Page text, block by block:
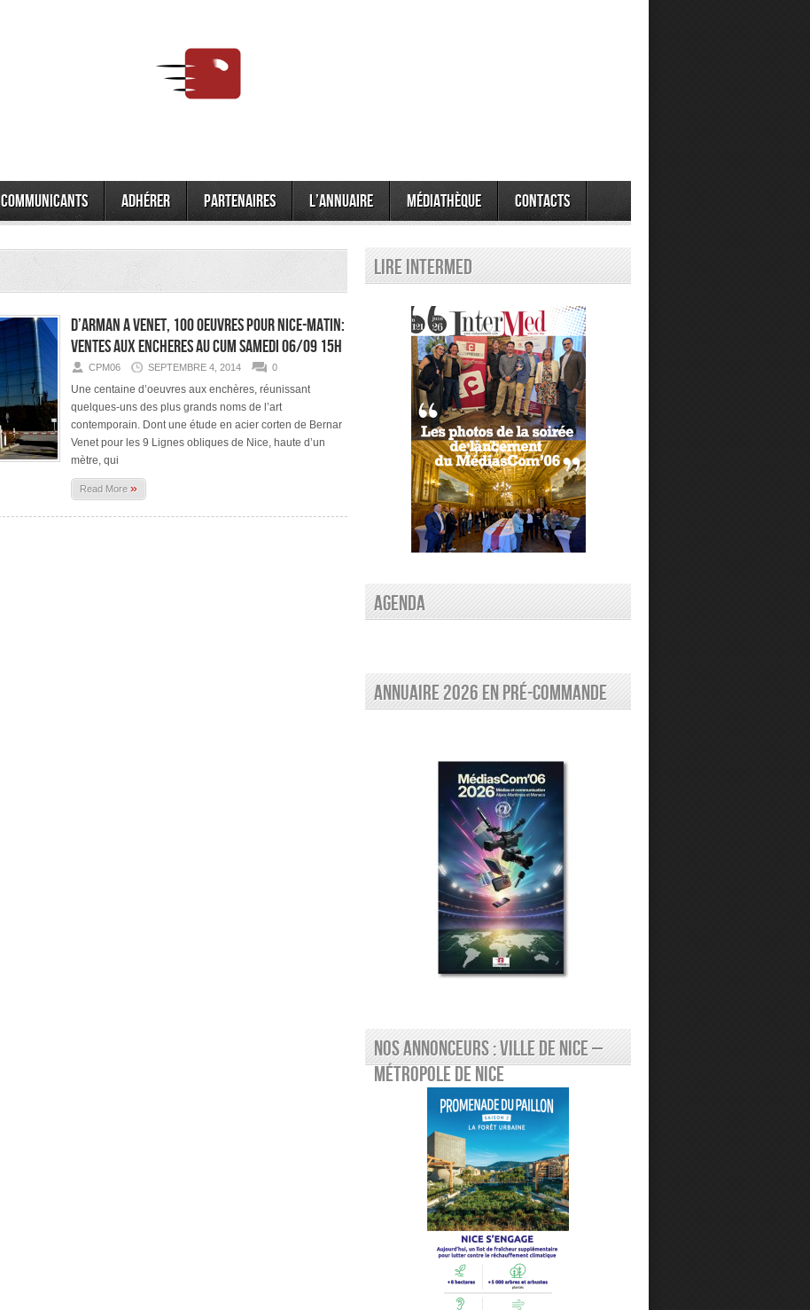
Communicants Adhérer Partenaires L’annuaire Médiathèque Contacts
D’ARMAN A VENET, 100 OEUVRES POUR NICE-MATIN:
VENTES AUX ENCHERES AU CUM SAMEDI 06/09 15H
CPM06 SEPTEMBRE 4, 2014 0
Une centaine d’oeuvres aux enchères, réunissant
quelques-uns des plus grands noms de l’art
contemporain. Dont une étude en acier corten de Bernar
Venet pour les 9 Lignes obliques de Nice, haute d’un
mètre, qui
Read More »
Lire Intermed
AGENDA
Annuaire 2026 en pré-commande
Nos annonceurs : Ville de Nice –
Métropole de Nice